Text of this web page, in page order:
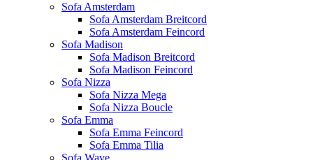
Sofa Amsterdam
Sofa Amsterdam Breitcord
Sofa Amsterdam Feincord
Sofa Madison
Sofa Madison Breitcord
Sofa Madison Feincord
Sofa Nizza
Sofa Nizza Mega
Sofa Nizza Boucle
Sofa Emma
Sofa Emma Feincord
Sofa Emma Tilia
Sofa Wave